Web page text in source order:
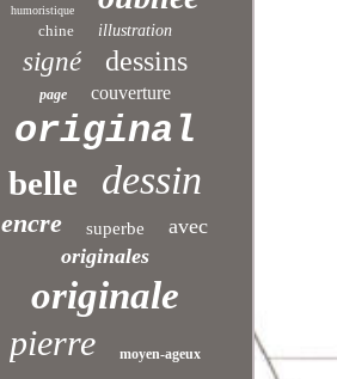
humoristique
chine illustration
signé dessins
page couverture
original
belle dessin
encre superbe
avec
originales
originale
pierre moyen-ageux